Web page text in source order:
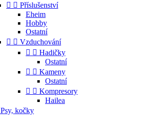
  Příslušenství
Eheim
Hobby
Ostatní
  Vzduchování
  Hadičky
Ostatní
  Kameny
Ostatní
  Kompresory
Hailea
Psy, kočky